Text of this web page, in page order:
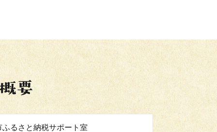
ふるさと納税サポート室